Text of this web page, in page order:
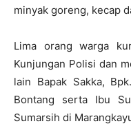
minyak goreng, kecap
Lima orang warga
Kunjungan Polisi dan
lain Bapak Sakka,
Bontang serta Ibu
Sumarsih di